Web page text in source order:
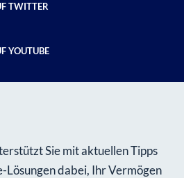
TWITTER
YOUTUBE
Sie mit aktuellen Tipps
Lösungen dabei, Ihr Vermögen